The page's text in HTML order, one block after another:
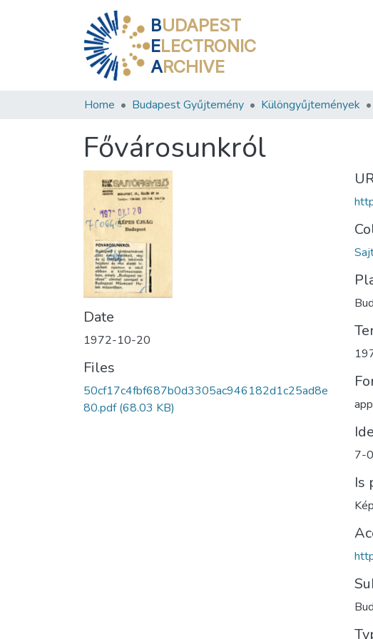
BUDAPEST
ELECTRONIC
ARCHIVE
Home Budapest Gyűjtemény Különgyűjtemények
Fővárosunkról
Date
1972-10-20
Files
50cf17c4fbf687b0d3305ac946182d1c25ad8e
80.pdf(68.03 KB)
7-
Is